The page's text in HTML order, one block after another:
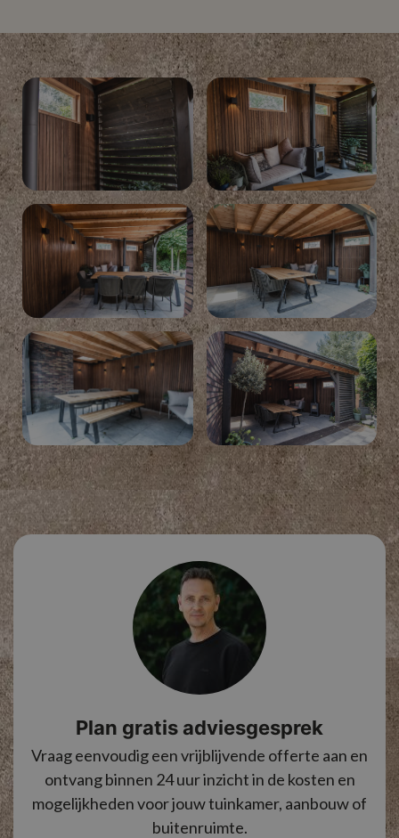
Plan gratis adviesgesprek
Vraag eenvoudig een vrijblijvende offerte aan en
ontvang binnen 24 uur inzicht in de kosten en
mogelijkheden voor jouw tuinkamer, aanbouw of
buitenruimte.